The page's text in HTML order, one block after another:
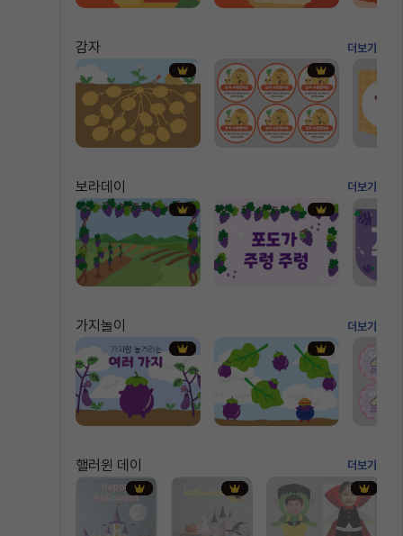
감자 더보기
보라데이 더보기
가지놀이 더보기
핼러윈 데이 더보기